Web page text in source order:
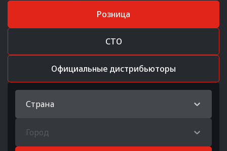
Розница
СТО
Официальные дистрибьюторы
Страна
Город